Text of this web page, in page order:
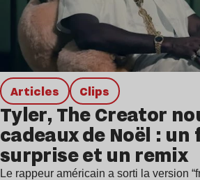
Articles clips
Tyler, The Creator
cadeaux de Noël :
surprise et un remix
Le rappeur américain a sorti la version